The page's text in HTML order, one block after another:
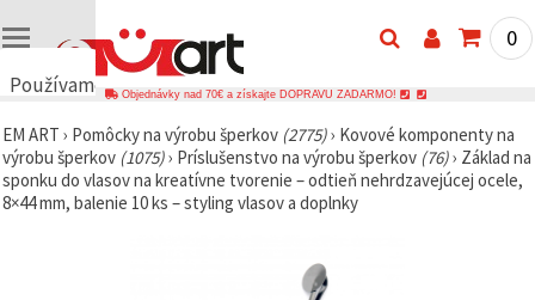
Používame
🍪
Používame
cookies a
podobné
0
Objednávky nad 70€ a získajte DOPRAVU ZADARMO!
EM ART › Pomôcky na výrobu šperkov (2775)› Kovové komponenty na
výrobu šperkov (1075)› Príslušenstvo na výrobu šperkov (76)› Základ na
sponku do vlasov na kreatívne tvorenie – odtieň nehrdzavejúcej ocele,
8×44 mm, balenie 10 ks – styling vlasov a doplnky